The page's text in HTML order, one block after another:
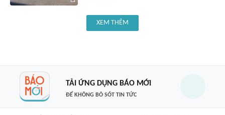
XEM THÊM
TẢI ỨNG DỤNG BÁO MỚI
ĐỂ KHÔNG BỎ SÓT TIN TỨC